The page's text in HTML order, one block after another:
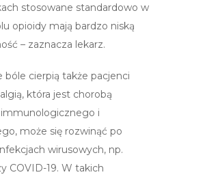
stosowane standardowo w
opioidy mają bardzo niską
– zaznacza lekarz.
bóle cierpią także pacjenci
która jest chorobą
immunologicznego i
może się rozwinąć po
wirusowych, np.
COVID-19. W takich